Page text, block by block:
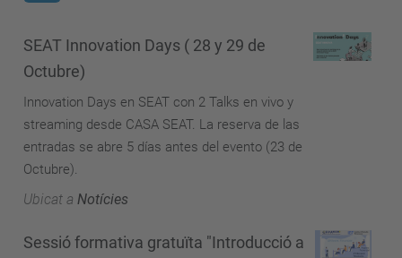
SEAT Innovation Days ( 28 y 29 de
Octubre)
Innovation Days en SEAT con 2 Talks en vivo y
streaming desde CASA SEAT. La reserva de las
entradas se abre 5 días antes del evento (23 de
Octubre).
Ubicat a Notícies
Sessió formativa gratuïta "Introducció a